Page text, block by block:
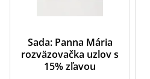
Sada: Panna Mária
rozväzovačka uzlov s
15% zľavou